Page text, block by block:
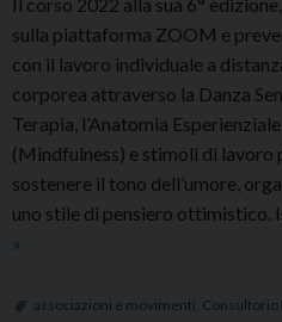
sulla piattaforma ZOOM e
con il lavoro individuale a
corporea attraverso la Danza
Terapia, l’Anatomia
(Mindfulness) e stimoli di lavoro
sostenere il tono dell’umore,
uno stile di pensiero ottimistico.
L’esperienza
»
associazioni e movimenti Consultorio